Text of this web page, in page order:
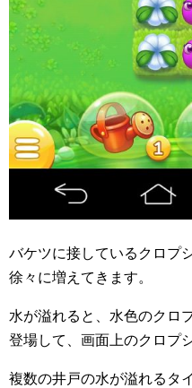
バケツに接しているクロプ
徐々に増えてきます。
水が溢れると、水色のクロ
登場して、画面上のクロプ
複数の井戸の水が溢れるタ